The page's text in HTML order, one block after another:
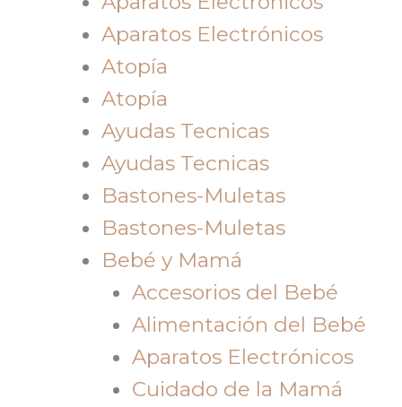
Aparatos Electrónicos
Atopía
Atopía
Ayudas Tecnicas
Ayudas Tecnicas
Bastones-Muletas
Bastones-Muletas
Bebé y Mamá
Accesorios del Bebé
Alimentación del Bebé
Aparatos Electrónicos
Cuidado de la Mamá